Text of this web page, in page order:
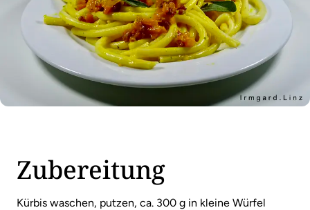
Zubereitung
Kürbis waschen, putzen, ca. 300 g in kleine Würfel